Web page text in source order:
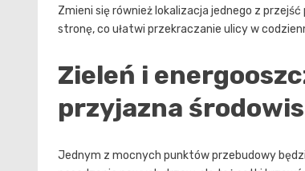
Zmieni się również lokalizacja jednego z
stronę, co ułatwi przekraczanie ulicy w
Zieleń i
przyjazna
Jednym z mocnych punktów przebudowy